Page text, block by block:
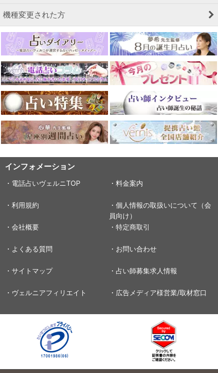
機種変更された方
インフォメーション
・電話占いヴェルニTOP ・料金案内
・利用規約
・個人情報の取扱いについて（会
員向け）
・会社概要
・特定商取引
・よくある質問 ・お問い合わせ
・サイトマップ ・占い師募集求人情報
・ヴェルニアフィリエイト ・広告メディア様営業/取材窓口